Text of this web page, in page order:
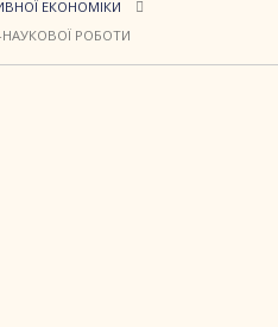
ЕКОНОМІКИ
НАУКОВОЇ РОБОТИ